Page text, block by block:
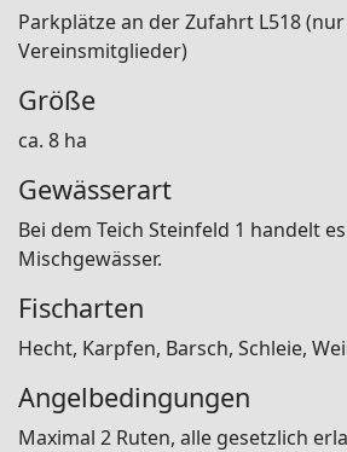
Parkplätze an der Zufahrt L518
Vereinsmitglieder)
Größe
ca. 8 ha
Gewässerart
Bei dem Teich Steinfeld 1 handelt
Mischgewässer.
Fischarten
Hecht, Karpfen, Barsch, Schleie,
Angelbedingungen
Maximal 2 Ruten, alle gesetzlich